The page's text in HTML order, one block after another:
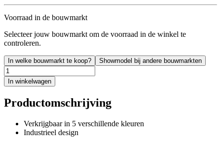
Voorraad in de bouwmarkt
Selecteer jouw bouwmarkt om de voorraad in de winkel te
controleren.
In welke bouwmarkt te koop? Showmodel bij andere bouwmarkten
In winkelwagen
Productomschrijving
Verkrijgbaar in 5 verschillende kleuren
Industrieel design